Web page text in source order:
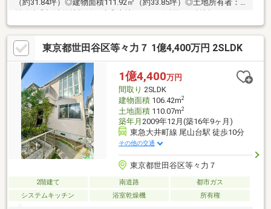
（約31.84坪）◎建物面積111.92㎡（約33.85坪）◎土地所有者：
財務省◎旧法借地権付戸建◎土地としての活用もご検討いただけ
ます◎屋根付カースペースあり（車種による）◎前面道路公道◎
空家につきご都合に合わせてご内覧可能
東京都世田谷区等々力７ 1億4,400万円 2SLDK
1億4,400万円
間取り 2SLDK
建物面積106.42m2
土地面積110.07m2
築年月 2009年12月(築16年9ヶ月)
東急大井町線 尾山台駅 徒歩10分
その他の交通
東京都世田谷区等々力７
2階建て 南道路
都市ガス
システムキッチン
浴室乾燥機 所有権